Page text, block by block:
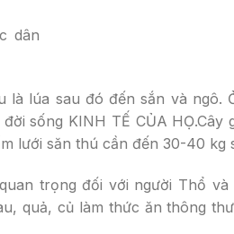
lúa sau đó đến sắn và ngô.
sống KINH TẾ CỦA
lưới săn thú cần đến 30-40 kg
trọng đối với người Thổ
quả, củ làm thức ăn thông